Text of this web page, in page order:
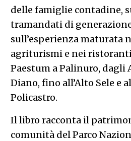
delle famiglie contadine,
tramandati di
sull’esperienza maturata
agriturismi e nei
Paestum a Palinuro, dagli
Diano, fino all’Alto Sele e
Policastro.
Il libro racconta il
comunità del Parco